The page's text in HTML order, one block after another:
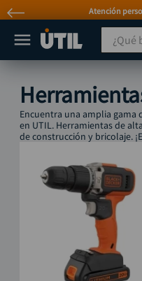
Atención
¿Qué
Encuentra una amplia
en UTIL. Herramientas de
de construcción y bricolaje.
taladro
taladros pulidoras
broca
sierra circular
mototool